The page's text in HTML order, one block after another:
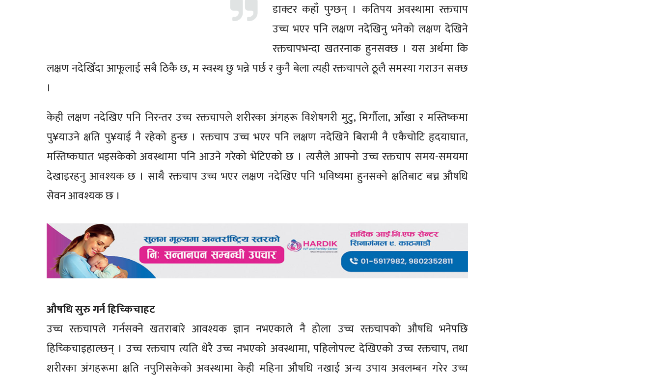
डाक्टर कहाँ पुग्छन् । कतिपय अवस्थामा रक्तचाप
उच्च भएर पनि लक्षण नदेखिनु भनेको लक्षण देखिने
रक्तचापभन्दा खतरनाक हुनसक्छ । यस अर्थमा कि
लक्षण नदेखिँदा आफूलाई सबै ठिकै छ, म स्वस्थ छु भन्ने पर्छ र कुनै बेला त्यही रक्तचापले ठूलै समस्या गराउन सक्छ
।
केही लक्षण नदेखिए पनि निरन्तर उच्च रक्तचापले शरीरका अंगहरू विशेषगरी मुटु, मिर्गौला, आँखा र मस्तिष्कमा
पु¥याउने क्षति पु¥याई नै रहेको हुन्छ । रक्तचाप उच्च भएर पनि लक्षण नदेखिने बिरामी नै एकैचोटि हृदयाघात,
मस्तिष्कघात भइसकेको अवस्थामा पनि आउने गरेको भेटिएको छ । त्यसैले आफ्नो उच्च रक्तचाप समय-समयमा
देखाइरहनु आवश्यक छ । साथै रक्तचाप उच्च भएर लक्षण नदेखिए पनि भविष्यमा हुनसक्ने क्षतिबाट बच्न औषधि
सेवन आवश्यक छ ।
औषधि सुरु गर्न हिच्किचाहट
उच्च रक्तचापले गर्नसक्ने खतराबारे आवश्यक ज्ञान नभएकाले नै होला उच्च रक्तचापको औषधि भनेपछि
हिच्किचाइहाल्छन् । उच्च रक्तचाप त्यति धेरै उच्च नभएको अवस्थामा, पहिलोपल्ट देखिएको उच्च रक्तचाप, तथा
शरीरका अंगहरूमा क्षति नपुगिसकेको अवस्थामा केही महिना औषधि नखाई अन्य उपाय अवलम्बन गरेर उच्च